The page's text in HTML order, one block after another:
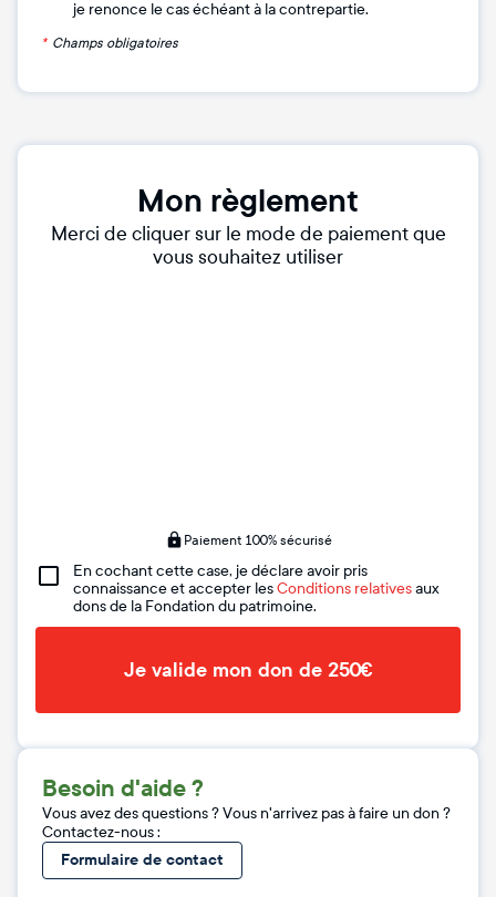
je renonce le cas échéant à la contrepartie.
* Champs obligatoires
Mon règlement
Merci de cliquer sur le mode de paiement que
vous souhaitez utiliser
Paiement 100% sécurisé
En cochant cette case, je déclare avoir pris
connaissance et accepter lesConditions relativesaux
dons de la Fondation du patrimoine.
Je valide mon don de 250€
Besoin d'aide ?
Vous avez des questions ? Vous n'arrivez pas à faire un don ?
Contactez-nous :
Formulaire de contact